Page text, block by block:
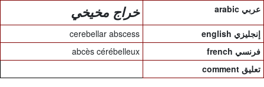
arabic عربي خراج مخيخي
english إنجليزي
cerebellar abscess
french فرنسي
abcès cérébelleux
comment تعليق